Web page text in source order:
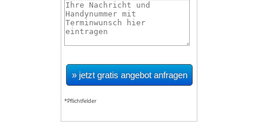
*Pflichtfelder